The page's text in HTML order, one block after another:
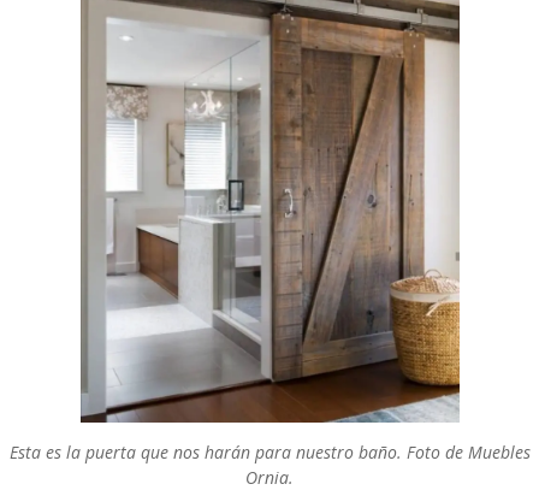
Esta es la puerta que nos harán para nuestro baño. Foto de Muebles
Ornia.